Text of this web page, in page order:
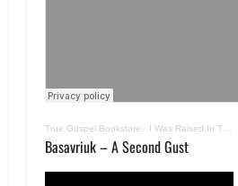
True Gospel Bookstore · I Was Raised In The Chivalric Way
Basavriuk – A Second Gust